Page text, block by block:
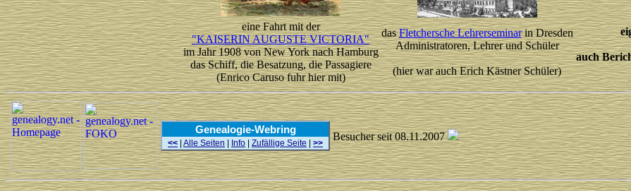
eine Fahrt mit der
"KAISERIN AUGUSTE VICTORIA"
im Jahr 1908 von New York nach Hamburg
das Schiff, die Besatzung, die Passagiere
(Enrico Caruso fuhr hier mit)
dasFletchersche Lehrerseminarin Dresden
Administratoren, Lehrer und Schüler
(hier war auch Erich Kästner Schüler)
auch
Genealogie-Webring
<< | Alle Seiten | Info | Zufällige Seite | >>
Besucher seit 08.11.2007